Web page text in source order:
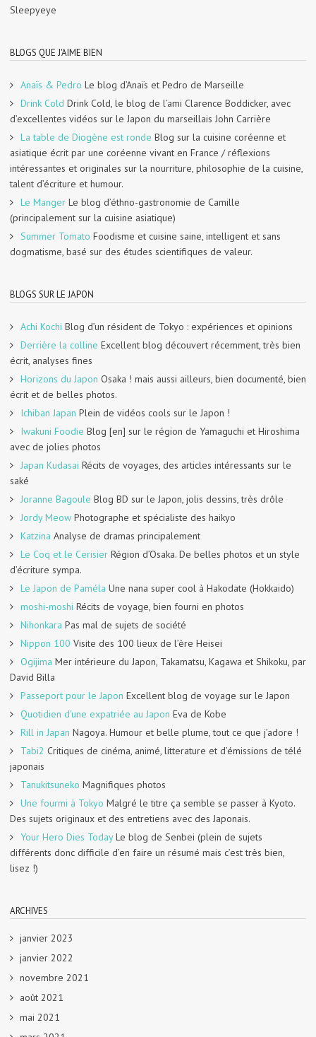
Sleepyeye
BLOGS QUE J'AIME BIEN
Anaïs & Pedro Le blog d’Anaïs et Pedro de Marseille
Drink Cold Drink Cold, le blog de l’ami Clarence Boddicker, avec
d’excellentes vidéos sur le Japon du marseillais John Carrière
La table de Diogène est ronde Blog sur la cuisine coréenne et
asiatique écrit par une coréenne vivant en France / réflexions
intéressantes et originales sur la nourriture, philosophie de la cuisine,
talent d’écriture et humour.
Le Manger Le blog d’éthno-gastronomie de Camille
(principalement sur la cuisine asiatique)
Summer Tomato Foodisme et cuisine saine, intelligent et sans
dogmatisme, basé sur des études scientifiques de valeur.
BLOGS SUR LE JAPON
Achi Kochi Blog d’un résident de Tokyo : expériences et opinions
Derrière la colline Excellent blog découvert récemment, très bien
écrit, analyses fines
Horizons du Japon Osaka ! mais aussi ailleurs, bien documenté, bien
écrit et de belles photos.
Ichiban Japan Plein de vidéos cools sur le Japon !
Iwakuni Foodie Blog [en] sur le région de Yamaguchi et Hiroshima
avec de jolies photos
Japan Kudasai Récits de voyages, des articles intéressants sur le
saké
Joranne Bagoule Blog BD sur le Japon, jolis dessins, très drôle
Jordy Meow Photographe et spécialiste des haikyo
Katzina Analyse de dramas principalement
Le Coq et le Cerisier Région d’Osaka. De belles photos et un style
d’écriture sympa.
Le Japon de Paméla Une nana super cool à Hakodate (Hokkaido)
moshi-moshi Récits de voyage, bien fourni en photos
Nihonkara Pas mal de sujets de société
Nippon 100 Visite des 100 lieux de l’ère Heisei
Ogijima Mer intérieure du Japon, Takamatsu, Kagawa et Shikoku, par
David Billa
Passeport pour le Japon Excellent blog de voyage sur le Japon
Quotidien d'une expatriée au Japon Eva de Kobe
Rill in Japan Nagoya. Humour et belle plume, tout ce que j’adore !
Tabi2 Critiques de cinéma, animé, litterature et d’émissions de télé
japonais
Tanukitsuneko Magnifiques photos
Une fourmi à Tokyo Malgré le titre ça semble se passer à Kyoto.
Des sujets originaux et des entretiens avec des Japonais.
Your Hero Dies TodayLe blog de Senbei (plein de sujets
différents donc difficile d’en faire un résumé mais c’est très bien,
lisez !)
ARCHIVES
janvier 2023
janvier 2022
novembre 2021
août 2021
mai 2021